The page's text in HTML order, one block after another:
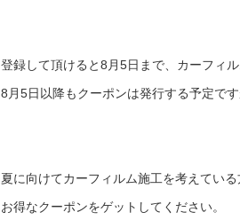
登録して頂けると8月5日まで、カーフィ
8月5日以降もクーポンは発行する予定で
夏に向けてカーフィルム施工を考えてい
お得なクーポンをゲットしてください。